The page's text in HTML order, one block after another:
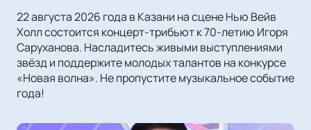
22 августа 2026 года в Казани на сцене Нью Вейв
Холл состоится концерт-трибьют к 70-летию Игоря
Саруханова. Насладитесь живыми выступлениями
звёзд и поддержите молодых талантов на конкурсе
«Новая волна». Не пропустите музыкальное событие
года!